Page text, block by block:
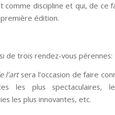
comme discipline et qui, de
édition.
de trois rendez-vous pérennes:
l’artsera l’occasion de faire
les plus spectaculaires,
les plus innovantes, etc.